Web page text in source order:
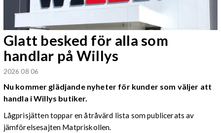
Glatt besked för alla som
handlar på Willys
2026 08 06
Nu kommer glädjande nyheter för kunder som väljer att
handla i Willys butiker.
Lågprisjätten toppar en åtråvärd lista som publicerats av
jämförelsesajten Matpriskollen.